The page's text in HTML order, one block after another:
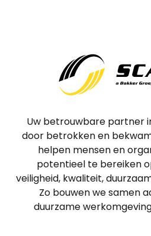
Uw betrouwbare partner
door betrokken en
helpen mensen en
potentieel te bereiken
veiligheid, kwaliteit,
Zo bouwen we samen
duurzame